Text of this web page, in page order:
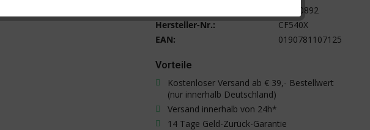
TRX10892
Hersteller-Nr.:
CF540X
EAN:
0190781107125
Vorteile
Kostenloser Versand ab € 39,- Bestellwert
(nur innerhalb Deutschland)
Versand innerhalb von 24h*
14 Tage Geld-Zurück-Garantie